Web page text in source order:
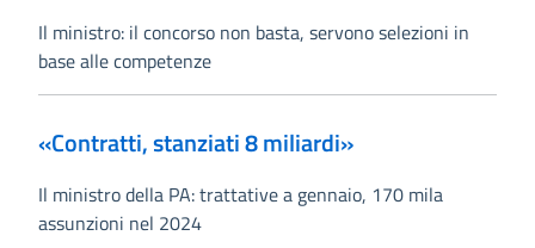
Il ministro: il concorso non basta, servono selezioni in
base alle competenze
«Contratti, stanziati 8 miliardi»
Il ministro della PA: trattative a gennaio, 170 mila
assunzioni nel 2024